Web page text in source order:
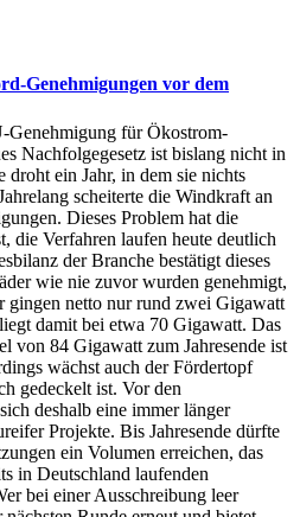
Genehmigungen vor dem
Genehmigung für Ökostrom-
Nachfolgegesetz ist bislang nicht in
droht ein Jahr, in dem sie nichts
scheiterte die Windkraft an
Dieses Problem hat die
die Verfahren laufen heute deutlich
der Branche bestätigt dieses
wie nie zuvor wurden genehmigt,
gingen netto nur rund zwei Gigawatt
damit bei etwa 70 Gigawatt. Das
von 84 Gigawatt zum Jahresende ist
wächst auch der Fördertopf
gedeckelt ist. Vor den
deshalb eine immer länger
Projekte. Bis Jahresende dürfte
ein Volumen erreichen, das
in Deutschland laufenden
bei einer Ausschreibung leer